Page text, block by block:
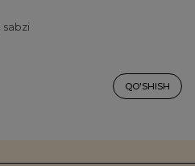
sabzi
QO'SHISH